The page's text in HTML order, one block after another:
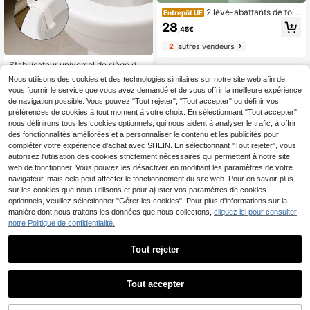
Stabilisateur universel de siège de t
oilette, Coussin en caoutchouc anti
-oscillation, Coussin absorbant les
chocs silencieux, Accessoire de sall
e de bain, Frais et minimaliste, Cade
au de la Saint-Valentin, Décoration
de salle de bain, Décoration d'auto
mne
4,17€
2 pièces Set de lève-siège de toilet
Entrepôt UE 2 lève-abattants de toile
tte créatifs en forme de tulipe, lève-
abattant durable, pour une utilisatio
n domestique sans contact avec les
mains lors de l'ouverture de l'abatta
28 ,45€
2autres vendeurs
2/3/4/6 pièces Rehausseur de sièg
ée de couvercle de toilette auto-ad
hésive, ouvre-couvercle de toilette
sans contact, accessoire de salle d
Dès3
1
Nous utilisons des cookies et des technologies similaires sur notre site web afin de
vous fournir le service que vous avez demandé et de vous offrir la meilleure expérience
de navigation possible. Vous pouvez "Tout rejeter", "Tout accepter" ou définir vos
préférences de cookies à tout moment à votre choix. En sélectionnant "Tout accepter",
nous définirons tous les cookies optionnels, qui nous aident à analyser le trafic, à offrir
des fonctionnalités améliorées et à personnaliser le contenu et les publicités pour
compléter votre expérience d'achat avec SHEIN. En sélectionnant "Tout rejeter", vous
autorisez l'utilisation des cookies strictement nécessaires qui permettent à notre site
web de fonctionner. Vous pouvez les désactiver en modifiant les paramètres de votre
navigateur, mais cela peut affecter le fonctionnement du site web. Pour en savoir plus
sur les cookies que nous utilisons et pour ajuster vos paramètres de cookies
optionnels, veuillez sélectionner "Gérer les cookies". Pour plus d'informations sur la
manière dont nous traitons les données que nous collectons, cliquez ici pour consulter
notre Politique de confidentialité.
Tout rejeter
Tout accepter